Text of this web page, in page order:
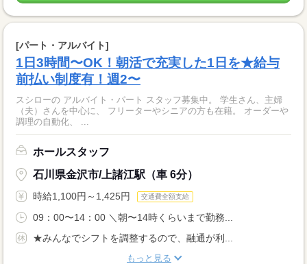
[パート・アルバイト]
1日3時間〜OK！朝活で充実した1日を★給与
前払い制度有！週2〜
スシローの アルバイト・パート スタッフ募集中。 学生さん、主婦
（夫）さんを中心に、 フリーターやシニアの方も在籍。 オーダーや
調理の自動化、 ...
ホールスタッフ
石川県金沢市/上諸江駅（車 6分）
時給1,100円～1,425円 交通費全額支給
09：00〜14：00 ＼朝〜14時くらいまで勤務...
★みんなでシフトを調整するので、融通が利...
もっと見る